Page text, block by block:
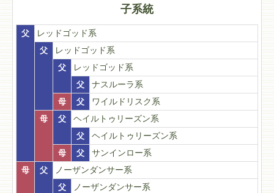
子系統
父
レッドゴッド系
父
レッドゴッド系
父
レッドゴッド系
父
ナスルーラ系
母
父
ワイルドリスク系
母
父
ヘイルトゥリーズン系
父
ヘイルトゥリーズン系
母
父
サンインロー系
母
父
ノーザンダンサー系
父
ノーザンダンサー系